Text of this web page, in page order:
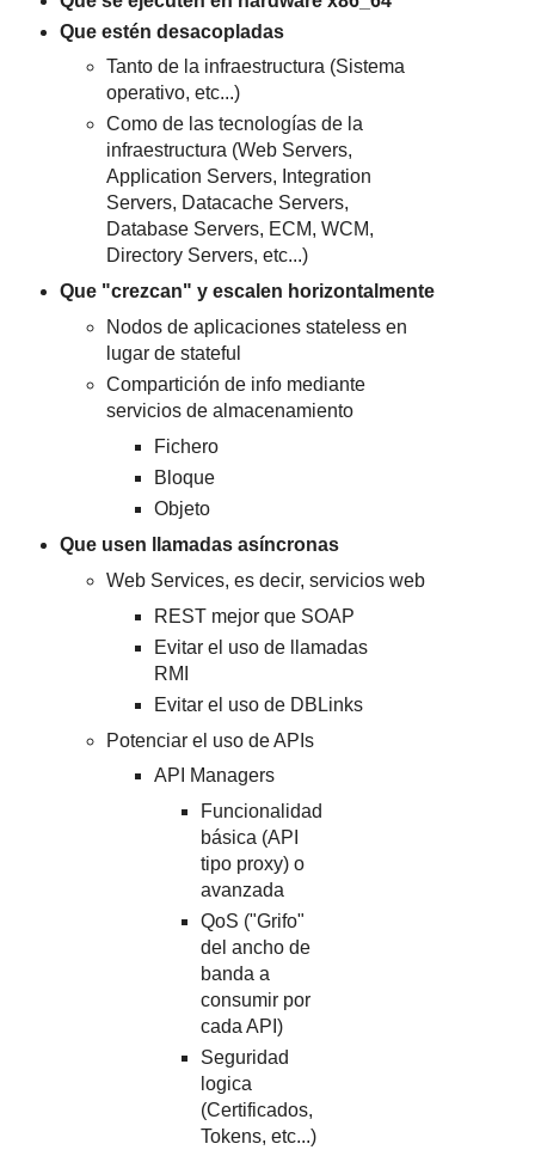
Que estén desacopladas
Tanto de la infraestructura (Sistema
operativo, etc...)
Como de las tecnologías de la
infraestructura (Web Servers,
Application Servers, Integration
Servers, Datacache Servers,
Database Servers, ECM, WCM,
Directory Servers, etc...)
Que "crezcan" y escalen horizontalmente
Nodos de aplicaciones stateless en
lugar de stateful
Compartición de info mediante
servicios de almacenamiento
Fichero
Bloque
Objeto
Que usen llamadas asíncronas
Web Services, es decir, servicios web
REST mejor que SOAP
Evitar el uso de llamadas
RMI
Evitar el uso de DBLinks
Potenciar el uso de APIs
API Managers
Funcionalidad
básica (API
tipo proxy) o
avanzada
QoS ("Grifo"
del ancho de
banda a
consumir por
cada API)
Seguridad
logica
(Certificados,
Tokens, etc...)